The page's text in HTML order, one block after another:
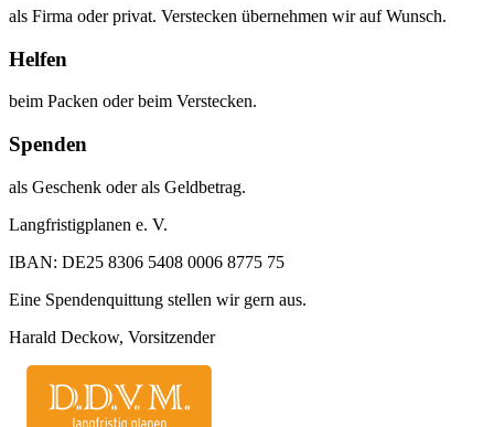
als Firma oder privat. Verstecken übernehmen wir auf Wunsch.
Helfen
beim Packen oder beim Verstecken.
Spenden
als Geschenk oder als Geldbetrag.
Langfristigplanen e. V.
IBAN: DE25 8306 5408 0006 8775 75
Eine Spendenquittung stellen wir gern aus.
Harald Deckow, Vorsitzender